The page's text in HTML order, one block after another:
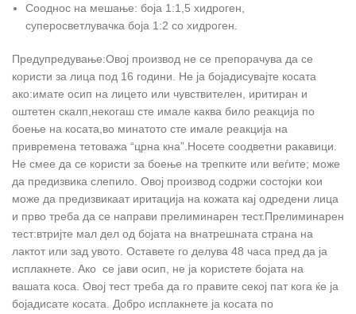
Сооднос на мешање: боја 1:1,5 хидроген,
суперосветлувачка боја 1:2 со хидроген.
Предупредување:Овој производ не се препорачува да се
користи за лица под 16 години. Не ја бојадисувајте косата
ако:имате осип на лицето или чувствителен, иритиран и
оштетен скалп,некогаш сте имале каква било реакција по
боење на косата,во минатото сте имале реакција на
привремена тетоважа “црна кна”.Носете соодветни ракавици.
Не смее да се користи за боење на трепките или веѓите; може
да предизвика слепило. Овој производ содржи состојки кои
може да предизвикаат иритација на кожата кај одредени лица
и прво треба да се направи прелиминарен тест.Прелиминарен
тест:втријте мал дел од бојата на внатрешната страна на
лактот или зад увото. Оставете го делува 48 часа пред да ја
исплакнете. Ако се јави осип, не ја користете бојата на
вашата коса. Овој тест треба да го правите секој пат кога ќе ја
бојадисате косата. Добро исплакнете ја косата по